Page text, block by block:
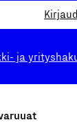
ja